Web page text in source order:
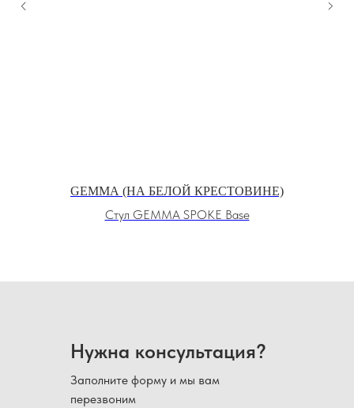
GEMMA (НА БЕЛОЙ КРЕСТОВИНЕ)
Стул GEMMA SPOKE Base
Нужна консультация?
Заполните форму и мы вам
перезвоним